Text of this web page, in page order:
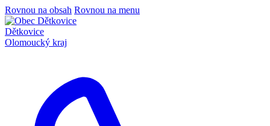
Rovnou na obsah Rovnou na menu
Dětkovice
Olomoucký kraj